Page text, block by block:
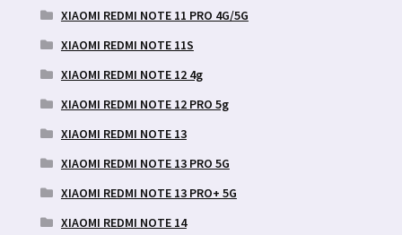
XIAOMI REDMI NOTE 11 PRO 4G/5G
XIAOMI REDMI NOTE 11S
XIAOMI REDMI NOTE 12 4g
XIAOMI REDMI NOTE 12 PRO 5g
XIAOMI REDMI NOTE 13
XIAOMI REDMI NOTE 13 PRO 5G
XIAOMI REDMI NOTE 13 PRO+ 5G
XIAOMI REDMI NOTE 14